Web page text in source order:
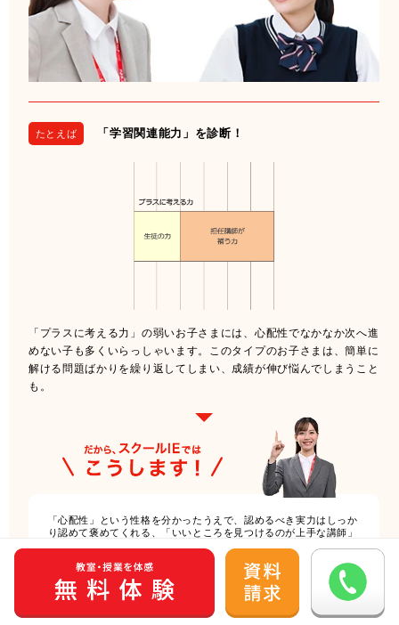
たとえば 「学習関連能力」を診断！
「プラスに考える力」の弱いお子さまには、心配性でなかなか次へ進
めない子も多くいらっしゃいます。このタイプのお子さまは、簡単に
解ける問題ばかりを繰り返してしまい、成績が伸び悩んでしまうこと
も。
「心配性」という性格を分かったうえで、認めるべき実力はしっか
り認めて褒めてくれる、「いいところを見つけるのが上手な講師」